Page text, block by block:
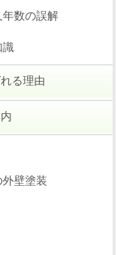
数の誤解
識
る理由
壁塗装